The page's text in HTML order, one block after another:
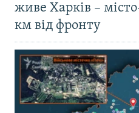
живе Харків –
км від фронту